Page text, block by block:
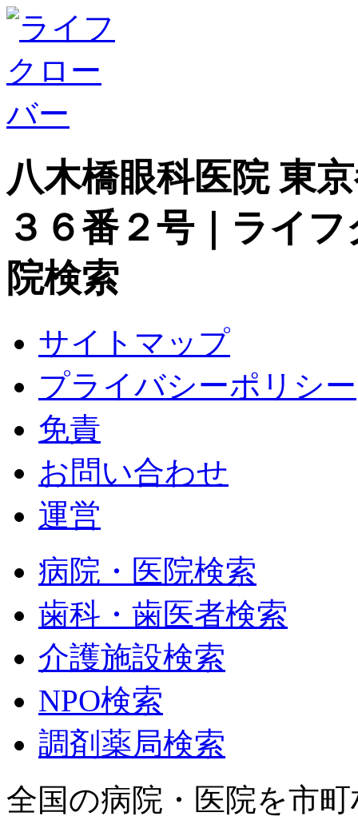
八木橋眼科医院 東
３６番２号｜ライ
院検索
サイトマップ
プライバシーポリシー
免責
お問い合わせ
運営
病院・医院検索
歯科・歯医者検索
介護施設検索
NPO検索
調剤薬局検索
全国の病院・医院を市